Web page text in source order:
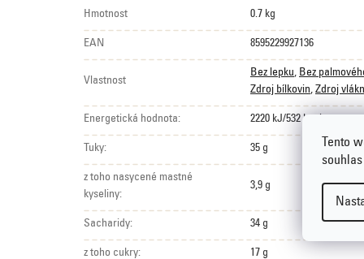
Tento
Hmotnost 0.7 kg
EAN 8595229927136
Vlastnost
Bez lepku, Bez
Zdroj bílkovin, Zdroj
Energetická hodnota: 2220 kJ/532 kcal
Tuky: 35 g
z toho nasycené mastné
kyseliny:
3,9 g
Sacharidy: 34 g
z toho cukry: 17 g